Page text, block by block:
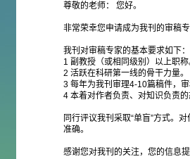
尊敬的老师： 您好。
非常荣幸您申请成为我刊的审稿
我刊对审稿专家的基本要求如下：
1 副教授（或相同级别）以上职
2 活跃在科研第一线的骨干力量。
3 每年为我刊审理4-10篇稿件，
4 本着对作者负责、对知识负责
同行评议我刊采取“单盲”方式。
准确。
感谢您对我刊的关注，您的信